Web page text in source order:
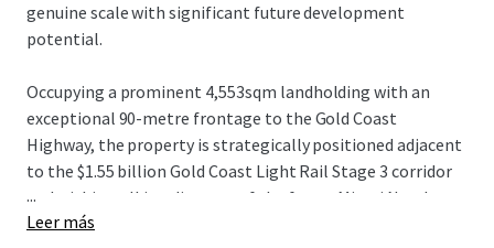
genuine scale with significant future development
potential.
Occupying a prominent 4,553sqm landholding with an
exceptional 90-metre frontage to the Gold Coast
Highway, the property is strategically positioned adjacent
to the $1.55 billion Gold Coast Light Rail Stage 3 corridor
and within walking distance of the future Miami North
station. The combination of scale, frontage and planning
...
Leer más